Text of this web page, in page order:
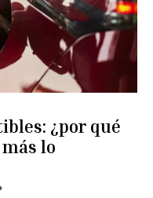
¿por qué
lo